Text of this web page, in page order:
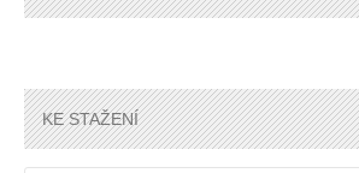
KE STAŽENÍ